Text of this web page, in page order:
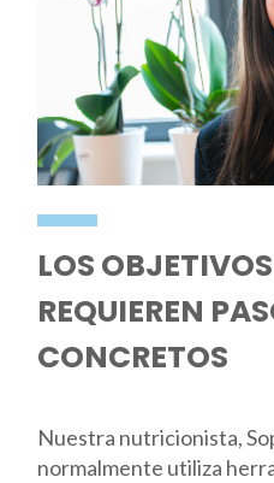
LOS
REQUIEREN
CONCRETOS
Nuestra nutricionista,
normalmente utiliza